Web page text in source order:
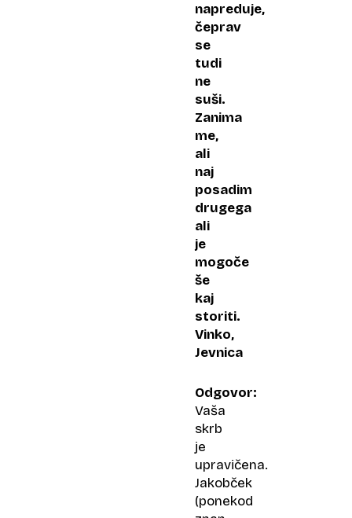
napreduje,
čeprav
se
tudi
ne
suši.
Zanima
me,
ali
naj
posadim
drugega
ali
je
mogoče
še
kaj
storiti.
Vinko,
Jevnica
Odgovor:
Vaša
skrb
je
upravičena.
Jakobček
(ponekod